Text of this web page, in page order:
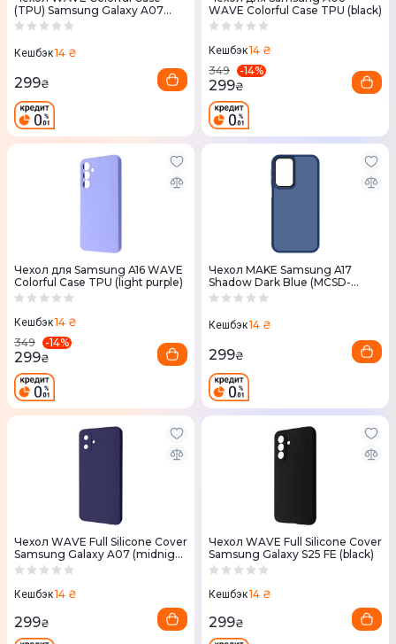
(TPU) Samsung Galaxy A07
(lavender gray)
Кешбэк14 ₴
299₴
WAVE Colorful Case TPU (black)
Кешбэк14 ₴
349
-14%
299₴
Чехол для Samsung A16 WAVE
Colorful Case TPU (light purple)
Кешбэк14 ₴
349
-14%
299₴
Чехол MAKE Samsung A17
Shadow Dark Blue (MCSD-
SA17BL)
Кешбэк14 ₴
299₴
Чехол WAVE Full Silicone Cover
Samsung Galaxy A07 (midnight
blue)
Кешбэк14 ₴
299₴
Чехол WAVE Full Silicone Cover
Samsung Galaxy S25 FE (black)
Кешбэк14 ₴
299₴